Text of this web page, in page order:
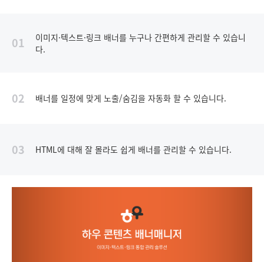
01
이미지·텍스트·링크 배너를 누구나 간편하게 관리할 수 있습니
다.
02 배너를 일정에 맞게 노출/숨김을 자동화 할 수 있습니다.
03 HTML에 대해 잘 몰라도 쉽게 배너를 관리할 수 있습니다.